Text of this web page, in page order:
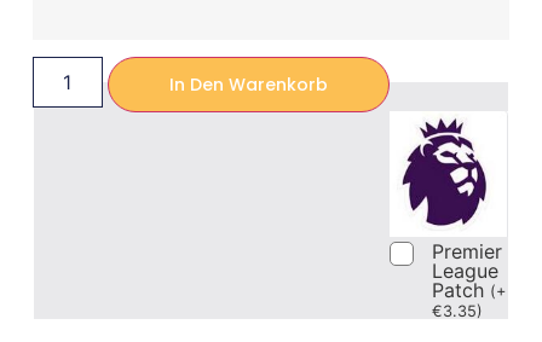
In Den Warenkorb
Premier
League
Patch (+
€3.35)